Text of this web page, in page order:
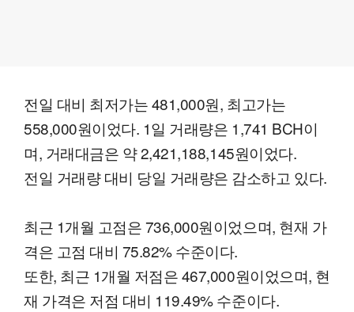
전일 대비 최저가는 481,000원, 최고가는
558,000원이었다. 1일 거래량은 1,741 BCH이
며, 거래대금은 약 2,421,188,145원이었다.
전일 거래량 대비 당일 거래량은 감소하고 있다.
최근 1개월 고점은 736,000원이었으며, 현재 가
격은 고점 대비 75.82% 수준이다.
또한, 최근 1개월 저점은 467,000원이었으며, 현
재 가격은 저점 대비 119.49% 수준이다.